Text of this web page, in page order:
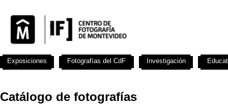
Catálogo de fotografías
Exposiciones Fotografías del CdF Investigación